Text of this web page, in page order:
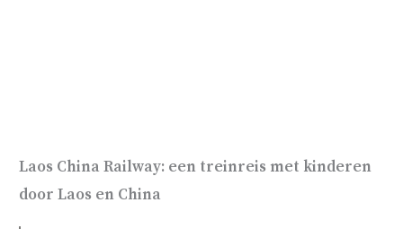
Laos China Railway: een treinreis met kinderen
door Laos en China